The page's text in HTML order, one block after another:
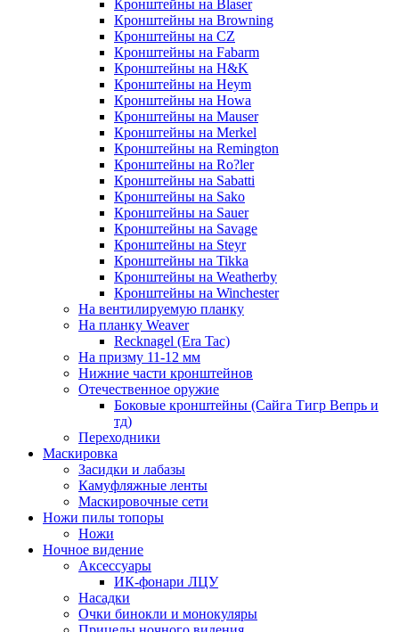
Кронштейны на Blaser
Кронштейны на Browning
Кронштейны на CZ
Кронштейны на Fabarm
Кронштейны на H&K
Кронштейны на Heym
Кронштейны на Howa
Кронштейны на Mauser
Кронштейны на Merkel
Кронштейны на Remington
Кронштейны на Ro?ler
Кронштейны на Sabatti
Кронштейны на Sako
Кронштейны на Sauer
Кронштейны на Savage
Кронштейны на Steyr
Кронштейны на Tikka
Кронштейны на Weatherby
Кронштейны на Winchester
На вентилируемую планку
На планку Weaver
Recknagel (Era Tac)
На призму 11-12 мм
Нижние части кронштейнов
Отечественное оружие
Боковые кронштейны (Сайга Тигр Вепрь и
тд)
Переходники
Маскировка
Засидки и лабазы
Камуфляжные ленты
Маскировочные сети
Ножи пилы топоры
Ножи
Ночное видение
Аксессуары
ИК-фонари ЛЦУ
Насадки
Очки бинокли и монокуляры